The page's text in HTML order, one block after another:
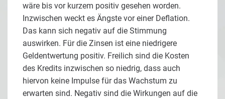
wäre bis vor kurzem positiv gesehen worden.
Inzwischen weckt es Ängste vor einer Deflation.
Das kann sich negativ auf die Stimmung
auswirken. Für die Zinsen ist eine niedrigere
Geldentwertung positiv. Freilich sind die Kosten
des Kredits inzwischen so niedrig, dass auch
hiervon keine Impulse für das Wachstum zu
erwarten sind. Negativ sind die Wirkungen auf die